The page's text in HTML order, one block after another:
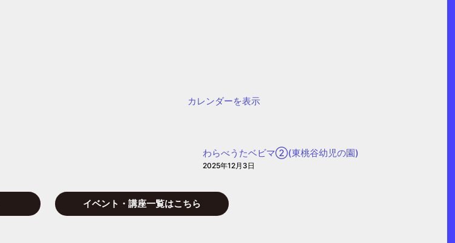
カレンダーを表示
わらべうたベビマ②(東桃谷幼児の園)
2025年12月3日
イベント・講座一覧はこちら